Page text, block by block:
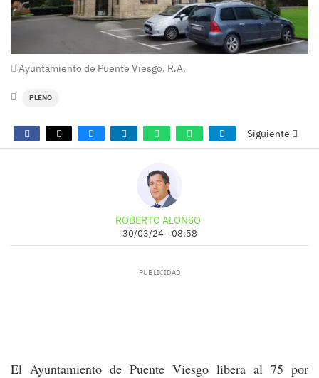
Ayuntamiento de Puente Viesgo. R.A.
PLENO
Siguiente
ROBERTO ALONSO
30/03/24 - 08:58
El Ayuntamiento de Puente Viesgo libera al 75 por